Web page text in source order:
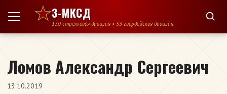
Перейти к содержимому
3-МКСД
130 стрелковая дивизия • 53 гвардейская дивизия
Ломов Александр Сергеевич
13.10.2019